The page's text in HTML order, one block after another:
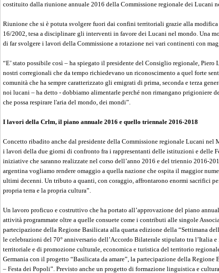
costituito dalla riunione annuale 2016 della Commissione regionale dei Lucani
Riunione che si è potuta svolgere fuori dai confini territoriali grazie alla
16/2002, tesa a disciplinare gli interventi in favore dei Lucani nel mondo. Una
di far svolgere i lavori della Commissione a rotazione nei vari continenti con
“E’ stato possibile così – ha spiegato il presidente del Consiglio regionale, Piero
nostri corregionali che da tempo richiedevano un riconoscimento a quel forte
comunità che ha sempre caratterizzato gli emigrati di prima, seconda e terza
noi lucani – ha detto - dobbiamo alimentarle perché non rimangano prigioniere
che possa respirare l'aria del mondo, dei mondi”.
I lavori della Crlm, il piano annuale 2016 e quello triennale 2016-2018
Concetto ribadito anche dal presidente della Commissione regionale Lucani nel
i lavori della due giorni di confronto fra i rappresentanti delle istituzioni e delle
iniziative che saranno realizzate nel corso dell’anno 2016 e del triennio 2016-
argentina vogliamo rendere omaggio a quella nazione che ospita il maggior
ultimi decenni. Un tributo a quanti, con coraggio, affrontarono enormi sacrifici
propria terra e la propria cultura”.
Un lavoro proficuo e costruttivo che ha portato all’approvazione del piano
attività programmate oltre a quelle consuete come i contributi alle singole
partecipazione della Regione Basilicata alla quarta edizione della “Settimana
le celebrazioni del 70° anniversario dell’Accordo Bilaterale stipulato tra l’Italia
territoriale e di promozione culturale, economica e turistica del territorio
Germania con il progetto “Basilicata da amare”, la partecipazione della
– Festa dei Popoli”. Previsto anche un progetto di formazione linguistica e